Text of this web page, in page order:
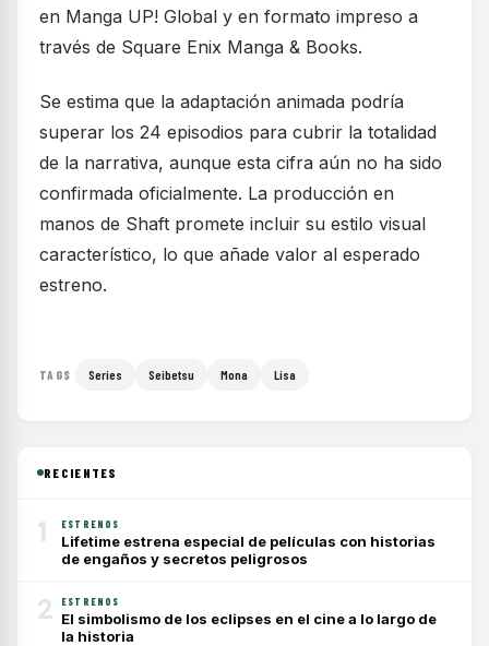
en Manga UP! Global y en formato impreso a
través de Square Enix Manga & Books.
Se estima que la adaptación animada podría
superar los 24 episodios para cubrir la totalidad
de la narrativa, aunque esta cifra aún no ha sido
confirmada oficialmente. La producción en
manos de Shaft promete incluir su estilo visual
característico, lo que añade valor al esperado
estreno.
TAGS Series Seibetsu Mona Lisa
RECIENTES
1 ESTRENOS
Lifetime estrena especial de películas con historias
de engaños y secretos peligrosos
2 ESTRENOS
El simbolismo de los eclipses en el cine a lo largo de
la historia